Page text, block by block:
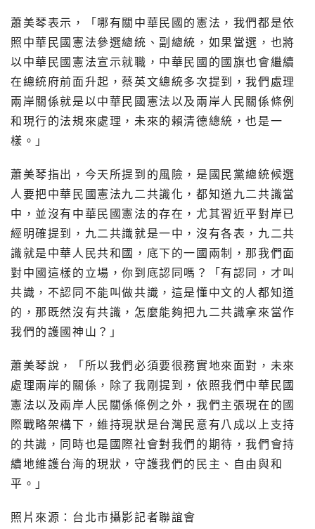
蕭美琴表示，「哪有關中華民國的憲法，我們都是依
照中華民國憲法參選總統、副總統，如果當選，也將
以中華民國憲法宣示就職，中華民國的國旗也會繼續
在總統府前面升起，蔡英文總統多次提到，我們處理
兩岸關係就是以中華民國憲法以及兩岸人民關係條例
和現行的法規來處理，未來的賴清德總統，也是一
樣。」
蕭美琴指出，今天所提到的風險，是國民黨總統候選
人要把中華民國憲法九二共識化，都知道九二共識當
中，並沒有中華民國憲法的存在，尤其習近平對岸已
經明確提到，九二共識就是一中，沒有各表，九二共
識就是中華人民共和國，底下的一國兩制，那我們面
對中國這樣的立場，你到底認同嗎？「有認同，才叫
共識，不認同不能叫做共識，這是懂中文的人都知道
的，那既然沒有共識，怎麼能夠把九二共識拿來當作
我們的護國神山？」
蕭美琴說，「所以我們必須要很務實地來面對，未來
處理兩岸的關係，除了我剛提到，依照我們中華民國
憲法以及兩岸人民關係條例之外，我們主張現在的國
際戰略架構下，維持現狀是台灣民意有八成以上支持
的共識，同時也是國際社會對我們的期待，我們會持
續地維護台海的現狀，守護我們的民主、自由與和
平。」
照片來源：台北市攝影記者聯誼會